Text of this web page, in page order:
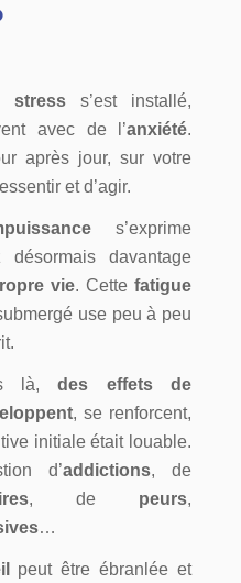
stresss’est installé,
avec de l’anxiété.
après jour, sur votre
et d’agir.
s’exprime
davantage
vie. Cettefatigue
use peu à peu
là,des effets de
, se renforcent,
initiale était louable.
d’addictions, de
, de peurs,
…
peut être ébranlée et